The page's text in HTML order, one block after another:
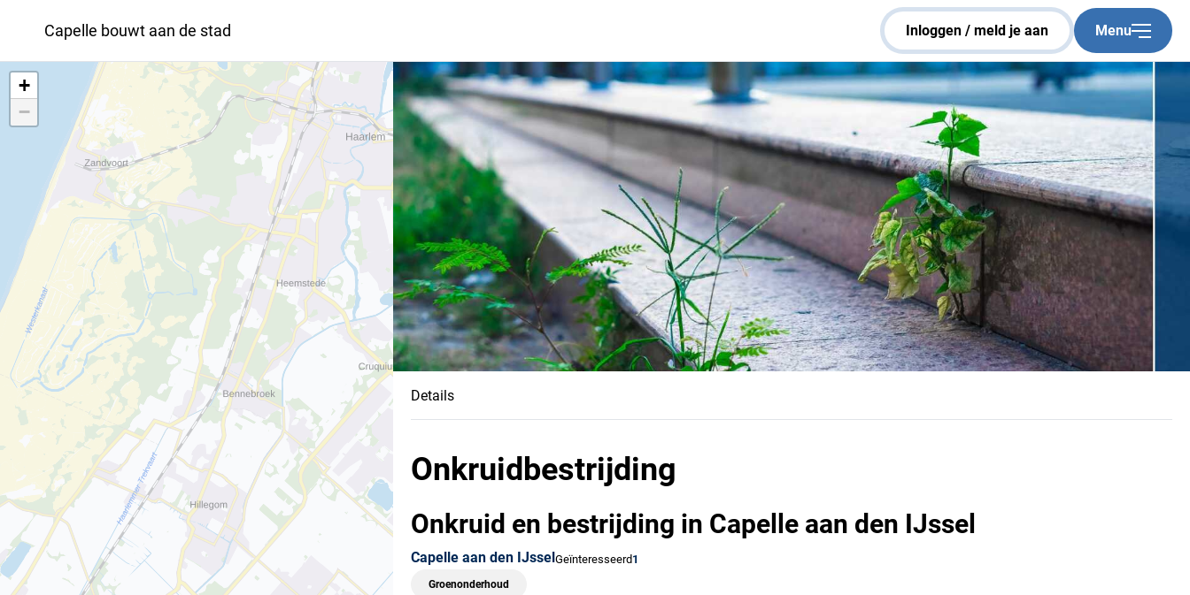
Sluiten
Veelgestelde vragen
Over Capelle bouwt aan de stad
Groenbeheer
Nieuwsbrief
Capelle bouwt aan de stad inloggen / meld je aan Menu
+
−
Details
Onkruidbestrijding
Onkruid en bestrijding in Capelle aan den IJssel
Capelle aan den IJsselGeïnteresseerd1
Groenonderhoud